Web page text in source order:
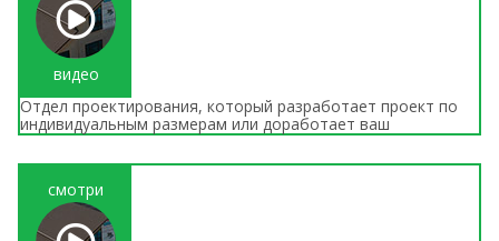
видео
Отдел проектирования, который разработает проект по
индивидуальным размерам или доработает ваш
смотри